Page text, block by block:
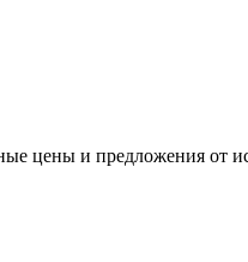
цены и предложения от